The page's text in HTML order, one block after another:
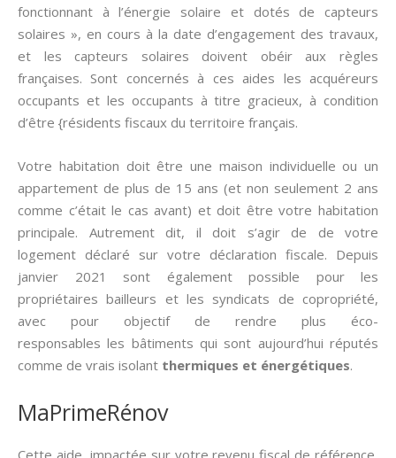
fonctionnant à l’énergie solaire et dotés de capteurs
solaires », en cours à la date d’engagement des travaux,
et les capteurs solaires doivent obéir aux règles
françaises. Sont concernés à ces aides les acquéreurs
occupants et les occupants à titre gracieux, à condition
d’être {résidents fiscaux du territoire français.
Votre habitation doit être une maison individuelle ou un
appartement de plus de 15 ans (et non seulement 2 ans
comme c’était le cas avant) et doit être votre habitation
principale. Autrement dit, il doit s’agir de de votre
logement déclaré sur votre déclaration fiscale. Depuis
janvier 2021 sont également possible pour les
propriétaires bailleurs et les syndicats de copropriété,
avec pour objectif de rendre plus éco-
responsables les bâtiments qui sont aujourd’hui réputés
comme de vrais isolant thermiques et énergétiques.
MaPrimeRénov
Cette aide, impactée sur votre revenu fiscal de référence,